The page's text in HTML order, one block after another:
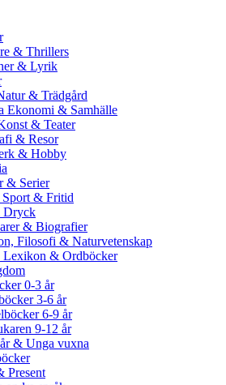
& Thrillers
& Lyrik
& Trädgård
Ekonomi & Samhälle
& Teater
& Resor
& Hobby
& Serier
Sport & Fritid
Dryck
& Biografier
Filosofi & Naturvetenskap
Lexikon & Ordböcker
0-3 år
3-6 år
6-9 år
9-12 år
& Unga vuxna
Present